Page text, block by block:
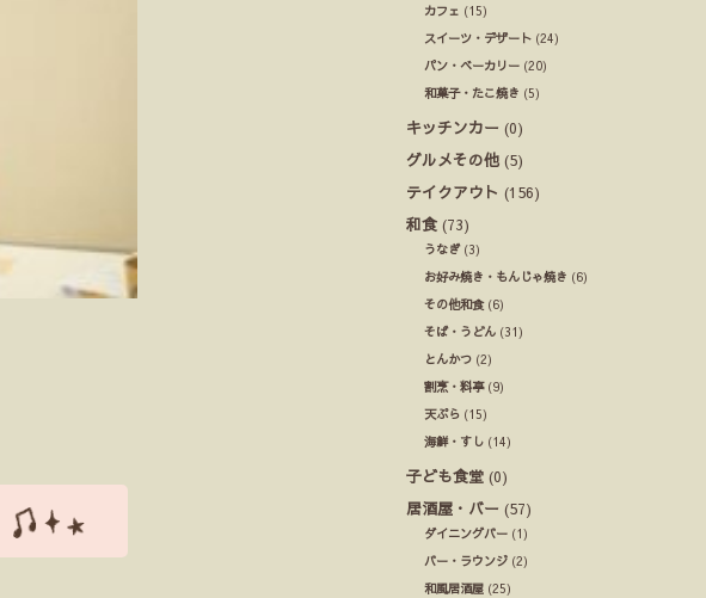
カフェ (15)
スイーツ・デザート (24)
パン・ベーカリー (20)
和菓子・たこ焼き (5)
キッチンカー (0)
グルメその他 (5)
テイクアウト (156)
和食 (73)
うなぎ(3)
お好み焼き・もんじゃ焼き (6)
その他和食(6)
そば・うどん (31)
とんかつ (2)
割烹・料亭(9)
天ぷら (15)
海鮮・すし (14)
子ども食堂 (0)
居酒屋・バー (57)
ダイニングバー (1)
バー・ラウンジ (2)
和風居酒屋 (25)